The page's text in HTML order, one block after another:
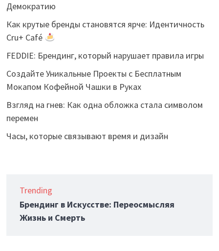
Демократию
Как крутые бренды становятся ярче: Идентичность
Cru+ Café
FEDDIE: Брендинг, который нарушает правила игры
Создайте Уникальные Проекты с Бесплатным
Мокапом Кофейной Чашки в Руках
Взгляд на гнев: Как одна обложка стала символом
перемен
Часы, которые связывают время и дизайн
Trending
Брендинг в Искусстве: Переосмысляя
Жизнь и Смерть